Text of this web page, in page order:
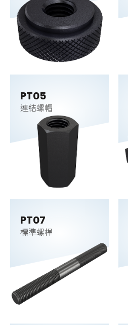
PT05
連結螺帽
PT07
標準螺桿